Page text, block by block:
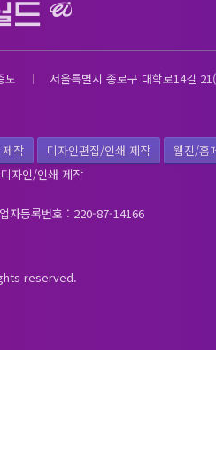
도 서울특별시 종로구 대학로14길
작 디자인편집/인쇄 제작
웹진/홈
자인/인쇄 제작
자등록번호 : 220-87-14166
reserved.